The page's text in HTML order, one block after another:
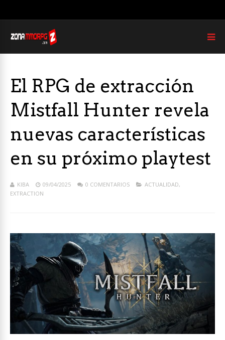
El RPG de extracción
Mistfall Hunter revela
nuevas características
en su próximo playtest
KIBA 09/04/2025 0 COMENTARIOS ACTUALIDAD,
EXTRACTION